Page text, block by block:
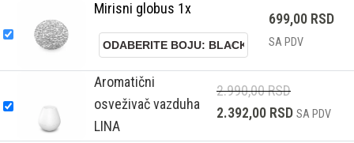
Mirisni globus 1x
699,00 RSD
SA PDV
Aromatični
osveživač vazduha
LINA
2.990,00RSD
2.392,00 RSD SA PDV